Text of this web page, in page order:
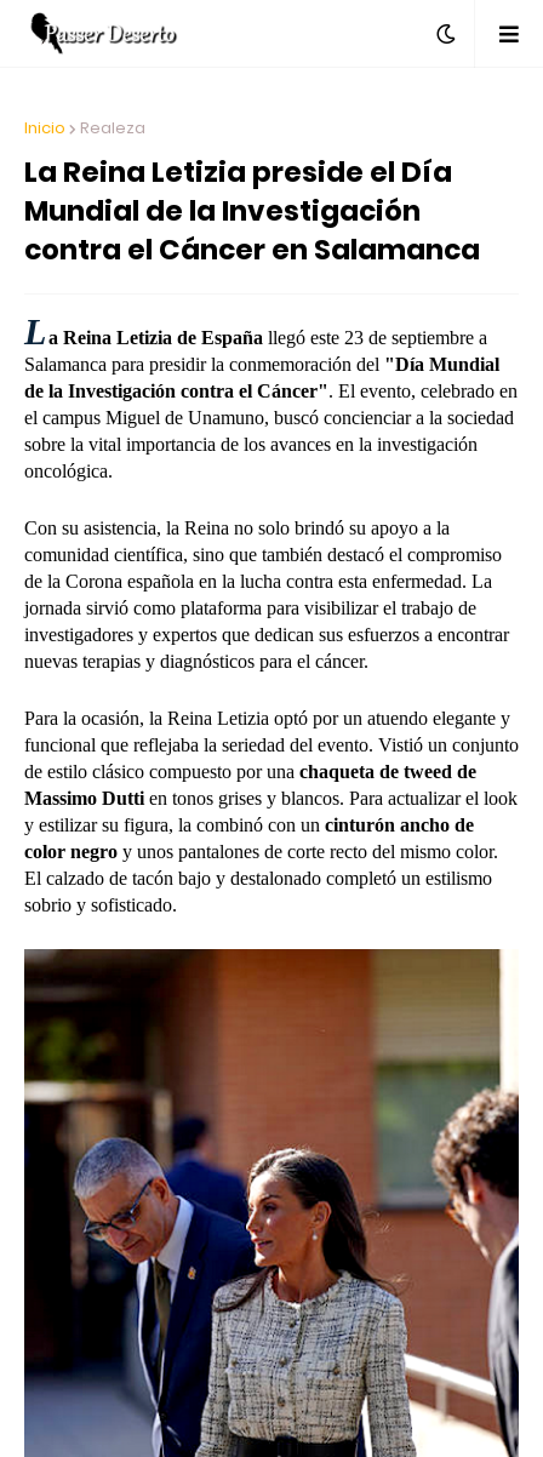
Inicio Realeza
La Reina Letizia preside el Día
Mundial de la Investigación
contra el Cáncer en Salamanca
La Reina Letizia de España llegó este 23 de septiembre a
Salamanca para presidir la conmemoración del "Día Mundial
de la Investigación contra el Cáncer". El evento, celebrado en
el campus Miguel de Unamuno, buscó concienciar a la sociedad
sobre la vital importancia de los avances en la investigación
oncológica.
Con su asistencia, la Reina no solo brindó su apoyo a la
comunidad científica, sino que también destacó el compromiso
de la Corona española en la lucha contra esta enfermedad. La
jornada sirvió como plataforma para visibilizar el trabajo de
investigadores y expertos que dedican sus esfuerzos a encontrar
nuevas terapias y diagnósticos para el cáncer.
Para la ocasión, la Reina Letizia optó por un atuendo elegante y
funcional que reflejaba la seriedad del evento. Vistió un conjunto
de estilo clásico compuesto por una chaqueta de tweed de
Massimo Dutti en tonos grises y blancos. Para actualizar el look
y estilizar su figura, la combinó con un cinturón ancho de
color negro y unos pantalones de corte recto del mismo color.
El calzado de tacón bajo y destalonado completó un estilismo
sobrio y sofisticado.